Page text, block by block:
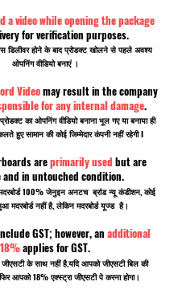
a video while opening the package
for verification purposes.
होने के बाद प्रोडक्ट खोलने से पहले अवश्य
ओपनिंग वीडियो बनाएं ।
Videomay result in the company
for any internal damage.
का ओपनिंग वीडियो बनाना भूल गए या बनाया ही
हुए सामान की कोई जिम्मेदार कंपनी नहीं रहेगी I
areprimarily used but are
and in untouched condition.
100% जेनुइन अनटच ब्रांड न्यू कंडीशन, कोई
मदरबोर्ड नहीं है, लेकिन मदरबोर्ड यूज्ड है।
GST; however, an additional
18%applies for GST.
जीएसटी के साथ नहीं है,यदि आपको जीएसटी बिल की
आपको 18% एक्स्ट्रा जीएसटी पे करना होगा।